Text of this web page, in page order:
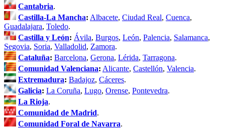
Cantabria.
Castilla-La Mancha: Albacete, Ciudad Real, Cuenca,
Guadalajara, Toledo.
Castilla y León: Ávila, Burgos, León, Palencia, Salamanca,
Segovia, Soria, Valladolid, Zamora.
Cataluña: Barcelona, Gerona, Lérida, Tarragona.
Comunidad Valenciana: Alicante, Castellón, Valencia.
Extremadura: Badajoz, Cáceres.
Galicia: La Coruña, Lugo, Orense, Pontevedra.
La Rioja.
Comunidad de Madrid.
Comunidad Foral de Navarra.